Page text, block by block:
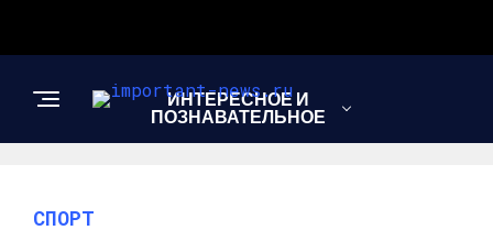
ИНТЕРЕСНОЕ И
ПОЗНАВАТЕЛЬНОЕ
СПОРТ